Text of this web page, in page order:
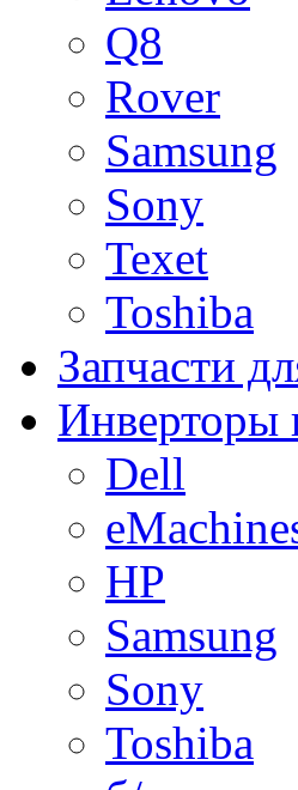
Q8
Rover
Samsung
Sony
Texet
Toshiba
Запчасти
Инверторы
Dell
HP
Samsung
Sony
Toshiba